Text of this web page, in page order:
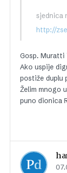
sjednica
Gosp. Muratti
Ako uspije
postiže duplu
Želim mnogo
puno dionica